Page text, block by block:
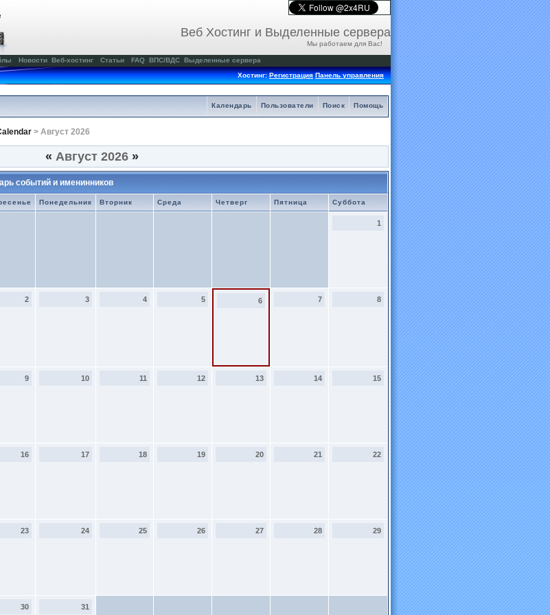
Веб Хостинг и Выделенные сервера
Мы работаем для Вас!
Новости Веб-хостинг Статьи FAQ ВПС/ВДС Выделенные сервера
Хостинг:Регистрация Панель управления
Помощь
Поиск
Пользователи
Календарь
> Август 2026
« Август 2026 »
событий и именинников
Понедельник Вторник Среда Четверг Пятница Суббота
1
2 3 4 5 6 7 8
9 10 11 12 13 14 15
16 17 18 19 20 21 22
23 24 25 26 27 28 29
30 31